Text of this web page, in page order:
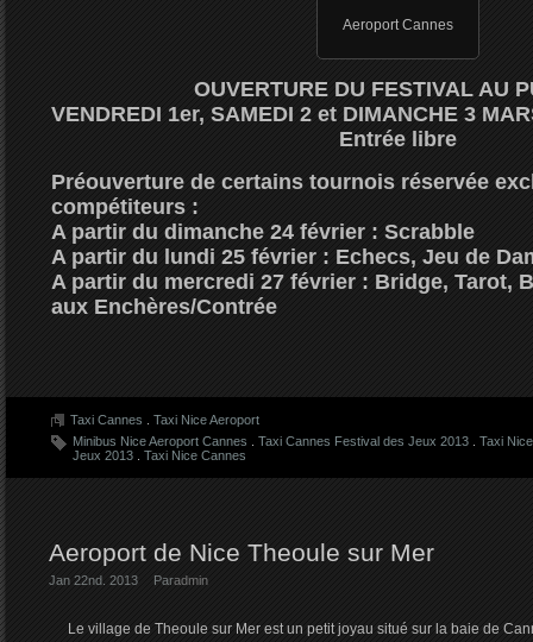
Aeroport Cannes
OUVERTURE DU FESTIVAL AU
VENDREDI 1er, SAMEDI 2 et DIMANCHE 3
Entrée libre
Préouverture de certains tournois réservée
compétiteurs :
A partir du dimanche 24 février : Scrabble
A partir du lundi 25 février : Echecs, Jeu de
A partir du mercredi 27 février : Bridge, Tarot,
aux Enchères/Contrée
Taxi Cannes
Taxi Nice Aeroport
Minibus Nice Aeroport Cannes
Taxi Cannes Festival des Jeux 2013
Taxi
Jeux 2013
Taxi Nice Cannes
Aeroport de Nice Theoule sur Mer
Jan 22nd. 2013 Paradmin
Le village de Theoule sur Mer est un petit joyau situé sur la baie de